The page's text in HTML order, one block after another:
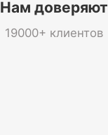
Нам доверяют
19000+ клиентов